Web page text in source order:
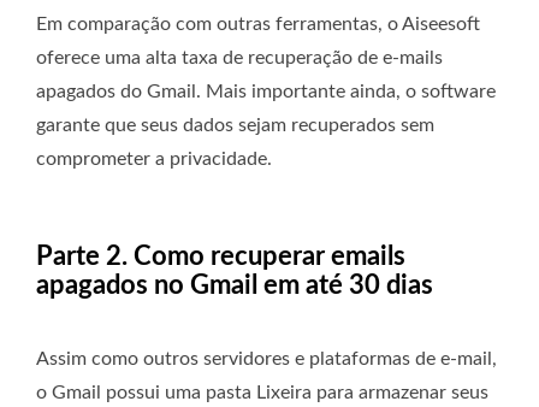
Em comparação com outras ferramentas, o Aiseesoft
oferece uma alta taxa de recuperação de e-mails
apagados do Gmail. Mais importante ainda, o software
garante que seus dados sejam recuperados sem
comprometer a privacidade.
Parte 2. Como recuperar emails
apagados no Gmail em até 30 dias
Assim como outros servidores e plataformas de e-mail,
o Gmail possui uma pasta Lixeira para armazenar seus